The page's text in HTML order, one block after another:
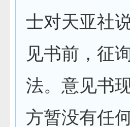
士对天亚社
见书前，征
法。意见书
方暂没有任